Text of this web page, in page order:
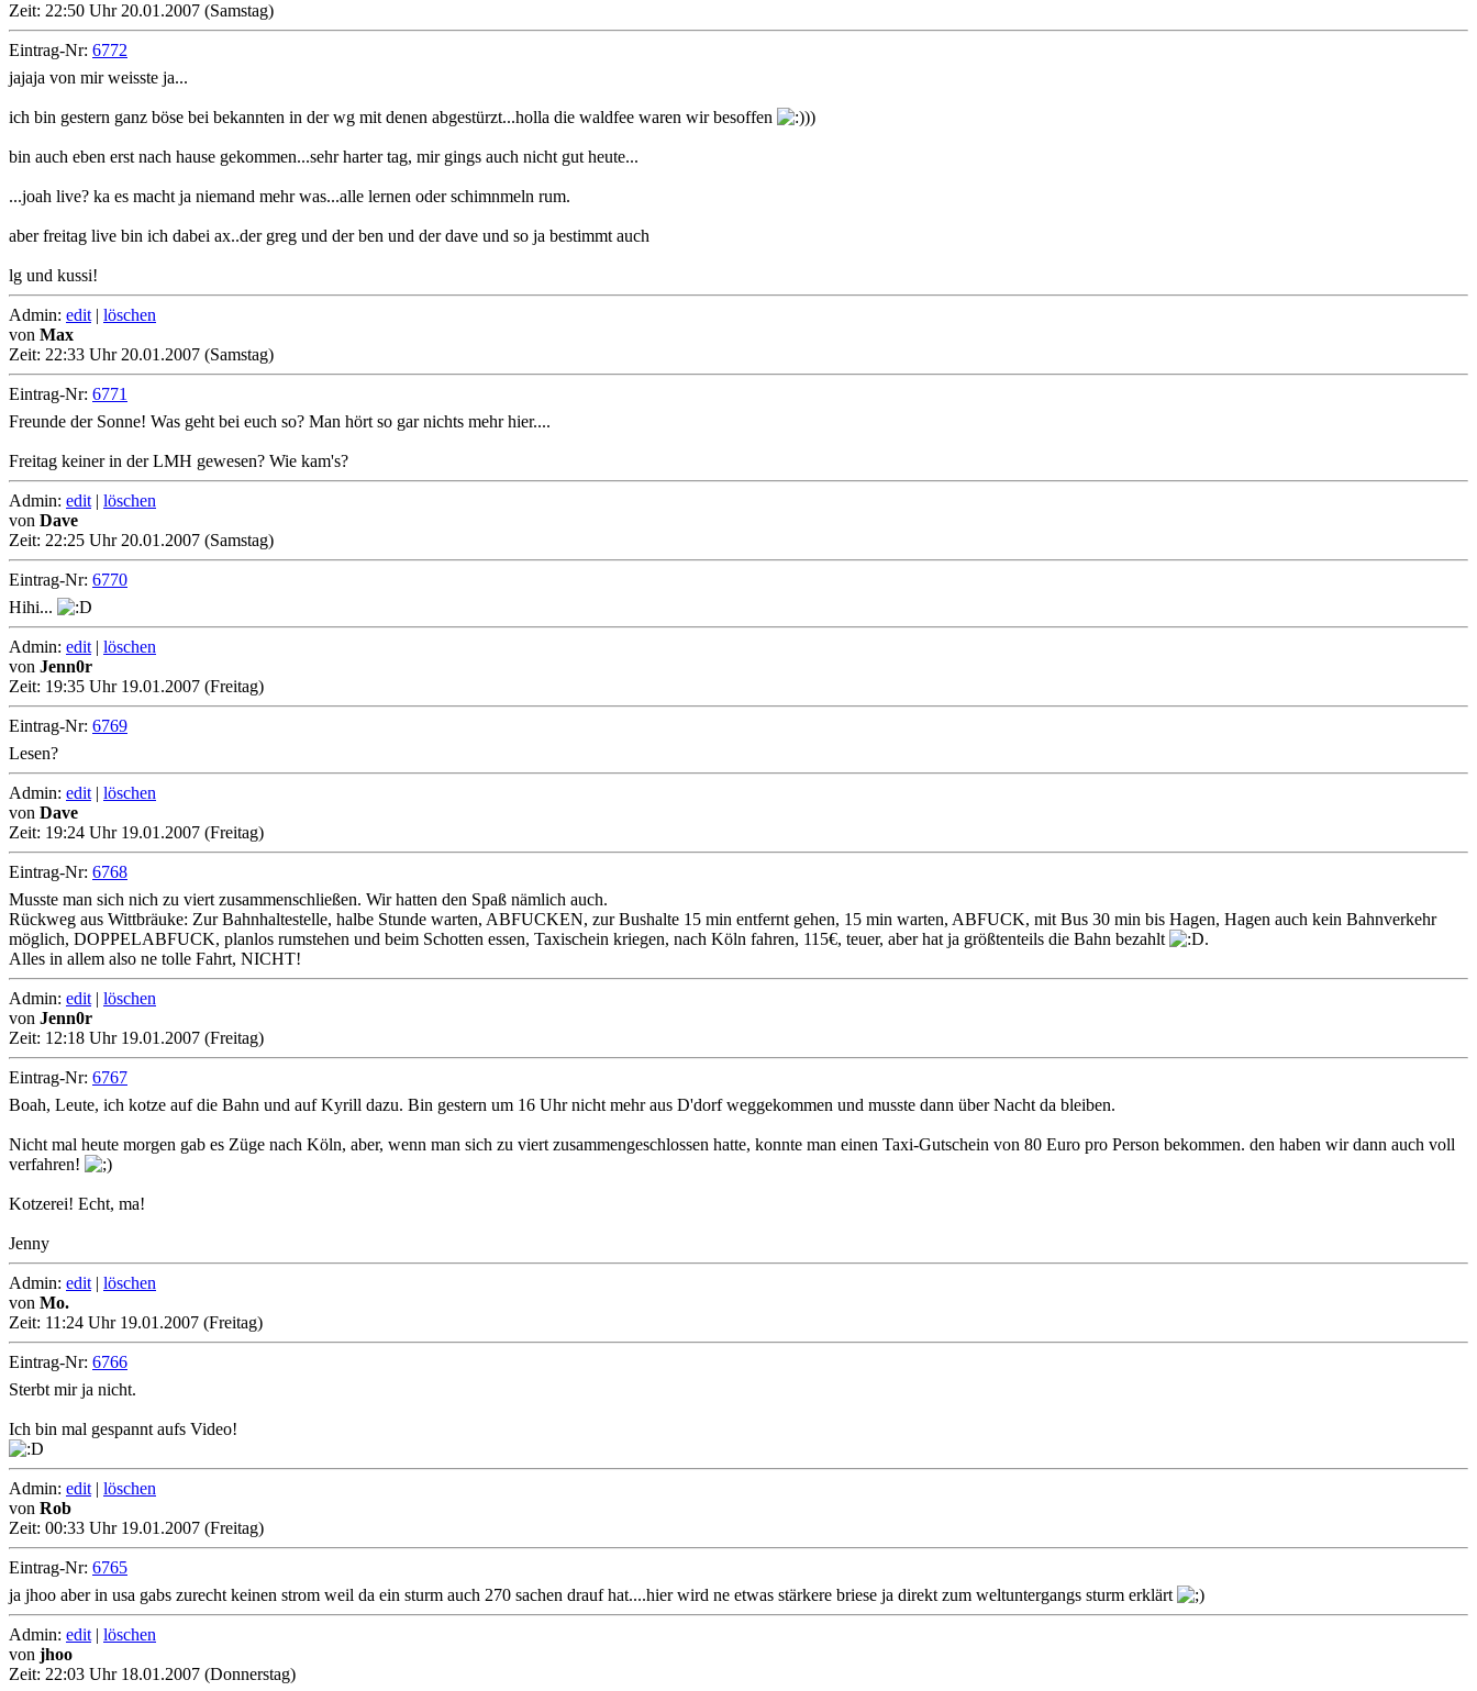
Zeit: 22:50 Uhr 20.01.2007 (Samstag)
Eintrag-Nr: 6772
jajaja von mir weisste ja...
ich bin gestern ganz böse bei bekannten in der wg mit denen abgestürzt...holla die waldfee waren wir besoffen ))
bin auch eben erst nach hause gekommen...sehr harter tag, mir gings auch nicht gut heute...
...joah live? ka es macht ja niemand mehr was...alle lernen oder schimnmeln rum.
aber freitag live bin ich dabei ax..der greg und der ben und der dave und so ja bestimmt auch
lg und kussi!
Admin: edit | löschen
von Max
Zeit: 22:33 Uhr 20.01.2007 (Samstag)
Eintrag-Nr: 6771
Freunde der Sonne! Was geht bei euch so? Man hört so gar nichts mehr hier....
Freitag keiner in der LMH gewesen? Wie kam's?
Admin: edit | löschen
von Dave
Zeit: 22:25 Uhr 20.01.2007 (Samstag)
Eintrag-Nr: 6770
Hihi...
Admin: edit | löschen
von Jenn0r
Zeit: 19:35 Uhr 19.01.2007 (Freitag)
Eintrag-Nr: 6769
Lesen?
Admin: edit | löschen
von Dave
Zeit: 19:24 Uhr 19.01.2007 (Freitag)
Eintrag-Nr: 6768
Musste man sich nich zu viert zusammenschließen. Wir hatten den Spaß nämlich auch.
Rückweg aus Wittbräuke: Zur Bahnhaltestelle, halbe Stunde warten, ABFUCKEN, zur Bushalte 15 min entfernt gehen, 15 min warten, ABFUCK, mit Bus 30 min bis Hagen, Hagen auch kein Bahnverkehr
möglich, DOPPELABFUCK, planlos rumstehen und beim Schotten essen, Taxischein kriegen, nach Köln fahren, 115€, teuer, aber hat ja größtenteils die Bahn bezahlt
.
Alles in allem also ne tolle Fahrt, NICHT!
Admin: edit | löschen
von Jenn0r
Zeit: 12:18 Uhr 19.01.2007 (Freitag)
Eintrag-Nr: 6767
Boah, Leute, ich kotze auf die Bahn und auf Kyrill dazu. Bin gestern um 16 Uhr nicht mehr aus D'dorf weggekommen und musste dann über Nacht da bleiben.
Nicht mal heute morgen gab es Züge nach Köln, aber, wenn man sich zu viert zusammengeschlossen hatte, konnte man einen Taxi-Gutschein von 80 Euro pro Person bekommen. den haben wir dann auch voll
verfahren!
Kotzerei! Echt, ma!
Jenny
Admin: edit | löschen
von Mo.
Zeit: 11:24 Uhr 19.01.2007 (Freitag)
Eintrag-Nr: 6766
Sterbt mir ja nicht.
Ich bin mal gespannt aufs Video!
Admin: edit | löschen
von Rob
Zeit: 00:33 Uhr 19.01.2007 (Freitag)
Eintrag-Nr: 6765
ja jhoo aber in usa gabs zurecht keinen strom weil da ein sturm auch 270 sachen drauf hat....hier wird ne etwas stärkere briese ja direkt zum weltuntergangs sturm erklärt
Admin: edit | löschen
von jhoo
Zeit: 22:03 Uhr 18.01.2007 (Donnerstag)